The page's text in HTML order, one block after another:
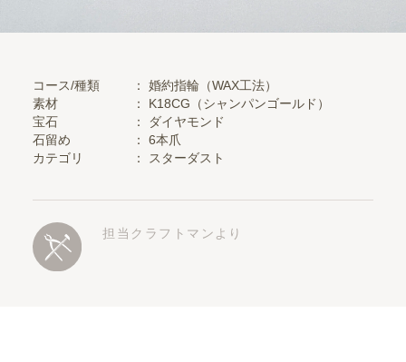
コース/種類
： 婚約指輪（WAX工法）
素材
： K18CG（シャンパンゴールド）
宝石
：
ダイヤモンド
石留め
：6本爪
カテゴリ
： スターダスト
担当クラフトマンより